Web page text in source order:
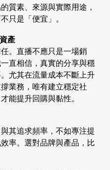
質素、來源與實際用途，
只是「便宜」。
產
。直播不應只是一場銷
直相信，真實的分享與穩
尤其在流量成本不斷上升
業務，唯有建立穩定社
能提升回購與黏性。
其追求頻率，不如專注提
率。選對品牌與產品，比